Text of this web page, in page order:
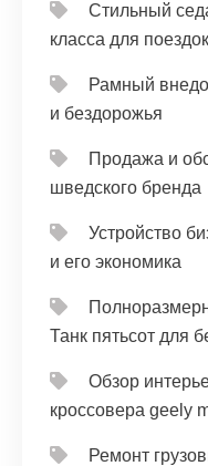
Стильный
класса для поездок
Рамный
и бездорожья
Продажа и
шведского бренда
Устройство
и его экономика
Танк пятьсот для
Обзор
кроссовера geely
Ремонт